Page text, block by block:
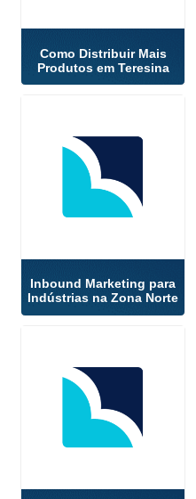
Como Distribuir Mais
Produtos em Teresina
Inbound Marketing para
Indústrias na Zona Norte